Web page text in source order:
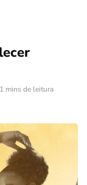
1 mins de leitura